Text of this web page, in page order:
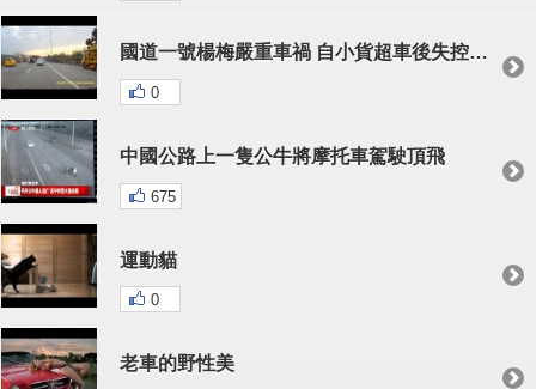
國道一號楊梅嚴重車禍 自小貨超車後失控翻覆 2014 3 21
0
中國公路上一隻公牛將摩托車駕駛頂飛
675
運動貓
0
老車的野性美